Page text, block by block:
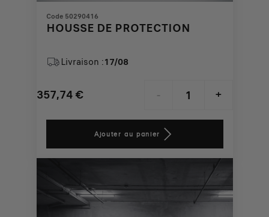
Code 50290416
HOUSSE DE PROTECTION
Livraison :17/08
357,74 €
Price
357,74
€
- +
Quantity
to:
1
Ajouter au panier